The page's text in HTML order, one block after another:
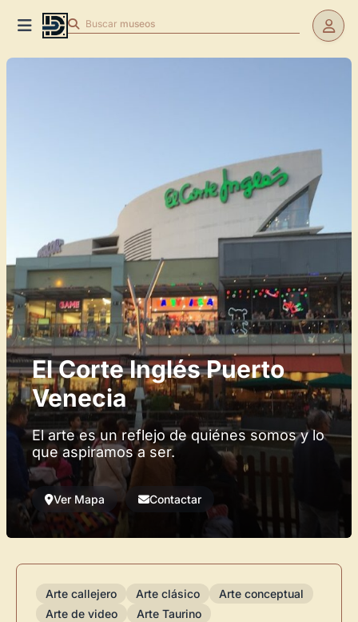
Buscar museos
El Corte Inglés Puerto
Venecia
El arte es un reflejo de quiénes somos y lo
que aspiramos a ser.
Ver Mapa Contactar
Arte callejero Arte clásico
Arte conceptual
Arte de video
Arte Taurino